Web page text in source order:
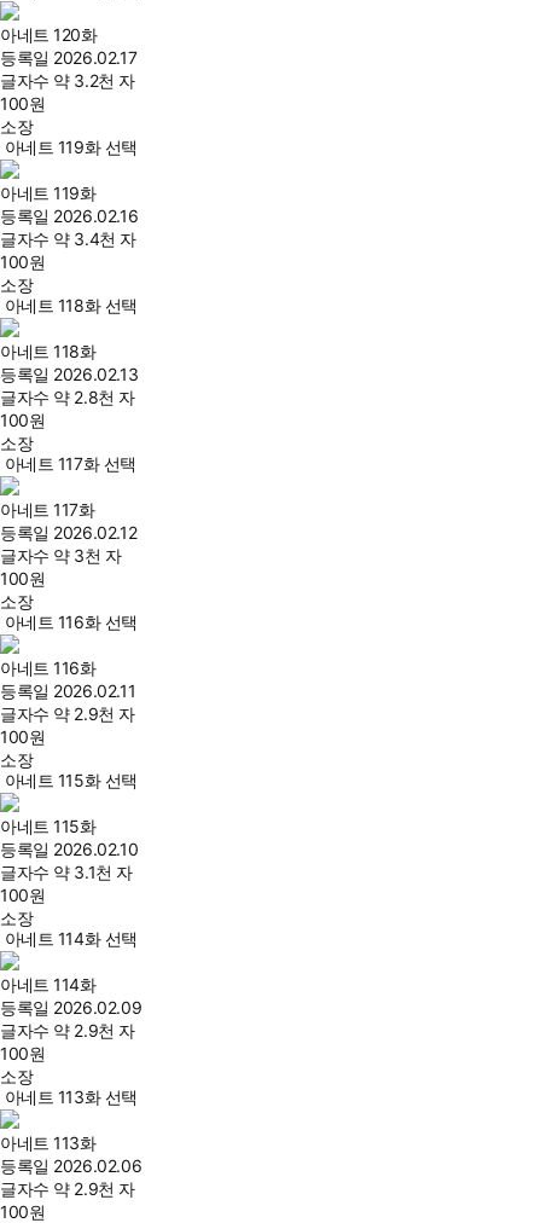
아네트 120화
등록일 2026.02.17
글자수 약 3.2천 자
100원
소장
아네트 119화 선택
아네트 119화
등록일 2026.02.16
글자수 약 3.4천 자
100원
소장
아네트 118화 선택
아네트 118화
등록일 2026.02.13
글자수 약 2.8천 자
100원
소장
아네트 117화 선택
아네트 117화
등록일 2026.02.12
글자수 약 3천 자
100원
소장
아네트 116화 선택
아네트 116화
등록일 2026.02.11
글자수 약 2.9천 자
100원
소장
아네트 115화 선택
아네트 115화
등록일 2026.02.10
글자수 약 3.1천 자
100원
소장
아네트 114화 선택
아네트 114화
등록일 2026.02.09
글자수 약 2.9천 자
100원
소장
아네트 113화 선택
아네트 113화
등록일 2026.02.06
글자수 약 2.9천 자
100원